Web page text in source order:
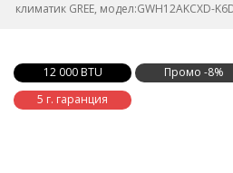
климатик GREE, модел:GWH12AKCXD-
12 000 BTU
Промо -8%
5 г. гаранция